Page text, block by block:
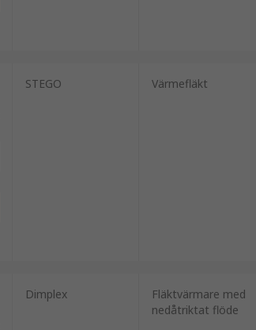
STEGO Värmefläkt
Dimplex
Fläktvärmare med
nedåtriktat flöde